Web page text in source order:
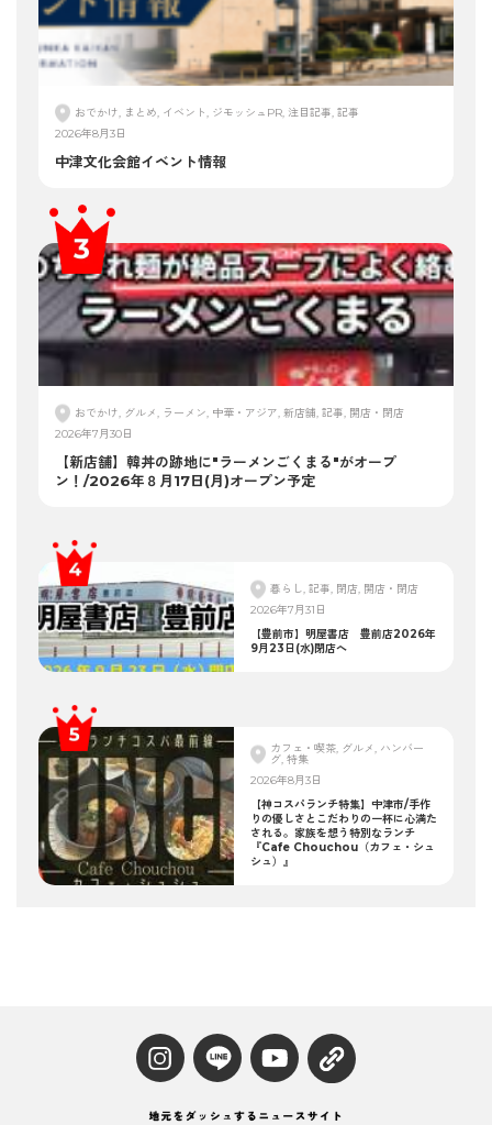
おでかけ, まとめ, イベント, ジモッシュPR, 注目記事, 記事
2026年8月3日
中津文化会館イベント情報
おでかけ, グルメ, ラーメン, 中華・アジア, 新店舗, 記事, 開店・閉店
2026年7月30日
【新店舗】韓丼の跡地に"ラーメンごくまる"がオープ
ン！/2026年８月17日(月)オープン予定
暮らし, 記事, 閉店, 開店・閉店
2026年7月31日
【豊前市】明屋書店 豊前店2026年
9月23日(水)閉店へ
カフェ・喫茶, グルメ, ハンバー
グ, 特集
2026年8月3日
【神コスパランチ特集】中津市/手作
りの優しさとこだわりの一杯に心満た
される。家族を想う特別なランチ
『Cafe Chouchou（カフェ・シュ
シュ）』